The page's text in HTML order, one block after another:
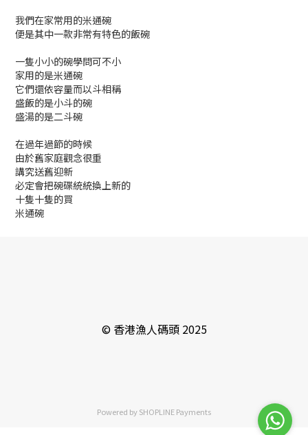
我們在家常用的米通碗
便是其中一款非常有特色的飯碗
一隻小小的碗學問可不小
家用的是米通碗
它們還依容量而以斗相稱
盛飯的是小斗的碗
盛湯的是二斗碗
在過年過節的時候
由於舊家庭觀念很重
講究送舊迎新
必定會把碗碟統統換上新的
十隻十隻的買
米通碗
© 香港漁人碼頭 2025
Powered bySHOPLINE Payments